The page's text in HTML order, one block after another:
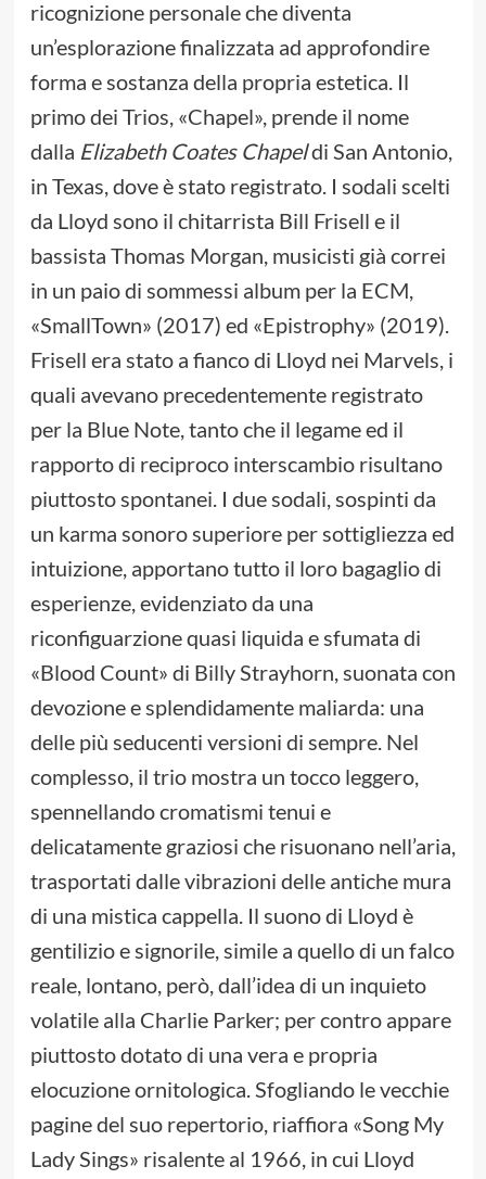
ricognizione personale che diventa
un’esplorazione finalizzata ad approfondire
forma e sostanza della propria estetica. Il
primo dei Trios, «Chapel», prende il nome
dalla Elizabeth Coates Chapeldi San Antonio,
in Texas, dove è stato registrato. I sodali scelti
da Lloyd sono il chitarrista Bill Frisell e il
bassista Thomas Morgan, musicisti già correi
in un paio di sommessi album per la ECM,
«SmallTown» (2017) ed «Epistrophy» (2019).
Frisell era stato a fianco di Lloyd nei Marvels, i
quali avevano precedentemente registrato
per la Blue Note, tanto che il legame ed il
rapporto di reciproco interscambio risultano
piuttosto spontanei. I due sodali, sospinti da
un karma sonoro superiore per sottigliezza ed
intuizione, apportano tutto il loro bagaglio di
esperienze, evidenziato da una
riconfiguarzione quasi liquida e sfumata di
«Blood Count» di Billy Strayhorn, suonata con
devozione e splendidamente maliarda: una
delle più seducenti versioni di sempre. Nel
complesso, il trio mostra un tocco leggero,
spennellando cromatismi tenui e
delicatamente graziosi che risuonano nell’aria,
trasportati dalle vibrazioni delle antiche mura
di una mistica cappella. Il suono di Lloyd è
gentilizio e signorile, simile a quello di un falco
reale, lontano, però, dall’idea di un inquieto
volatile alla Charlie Parker; per contro appare
piuttosto dotato di una vera e propria
elocuzione ornitologica. Sfogliando le vecchie
pagine del suo repertorio, riaffiora «Song My
Lady Sings» risalente al 1966, in cui Lloyd